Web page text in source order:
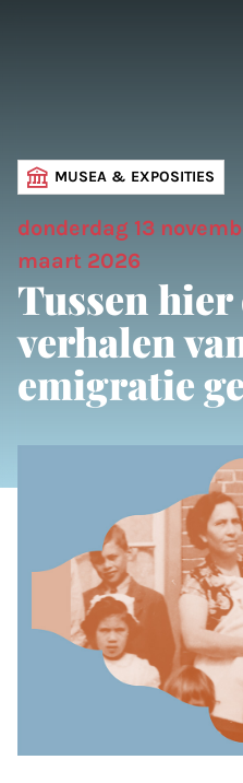
MUSEA & EXPOSITIES
donderdag 13
maart 2026
Tussen hier
verhalen
emigratie